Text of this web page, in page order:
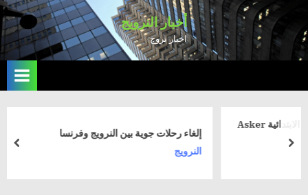
to
content
أخبار النرويج
اخبار نروج
تم عزل 19 شخصا بعد إصابتهم بالمدرسة الابتدائية Asker
إلغاء رحلات جوية بين النرويج وفرنسا
next